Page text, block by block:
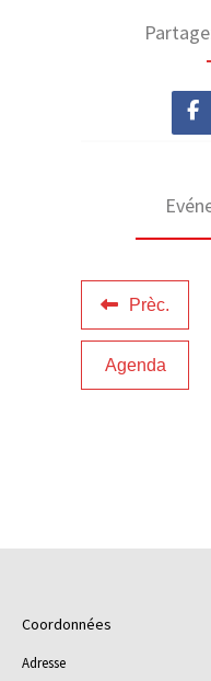
Prèc.
Agenda
Coordonnées
Adresse